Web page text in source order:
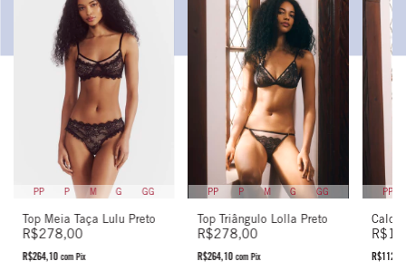
PP P M G GG
Top Meia Taça Lulu Preto
R$278,00
R$264,10com Pix
PP P M G GG
Top Triângulo Lolla Preto
R$278,00
R$264,10com Pix
PP